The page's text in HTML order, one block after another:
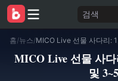
검색
홈/뉴스/
MICO Live 선물 사
및